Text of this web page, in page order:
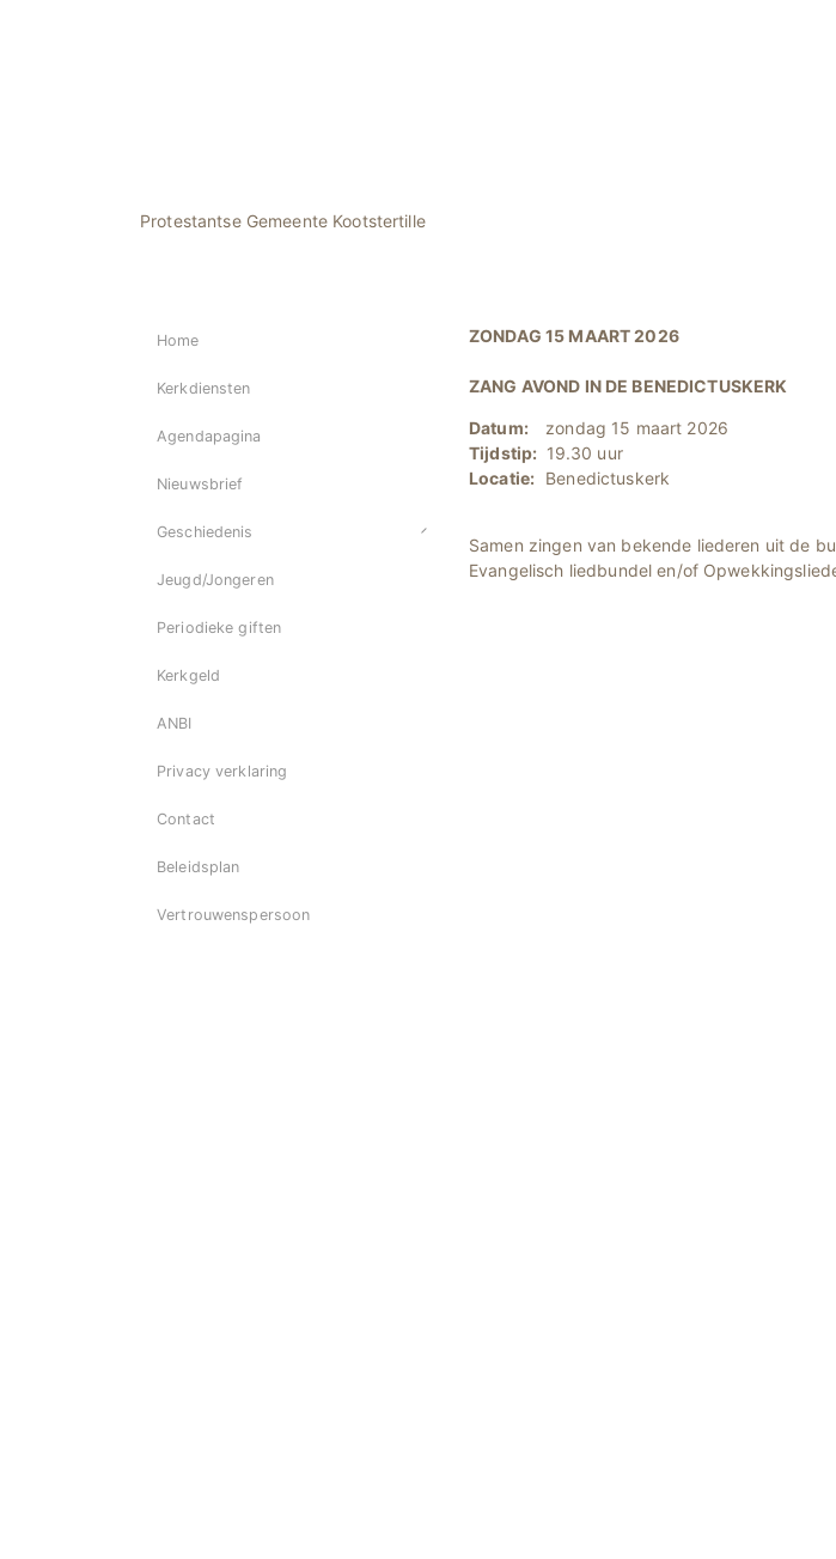
Protestantse Gemeente Kootstertille
Home
Kerkdiensten
Agendapagina
Nieuwsbrief
Geschiedenis
Jeugd/Jongeren
Periodieke giften
Kerkgeld
ANBI
Privacy verklaring
Contact
Beleidsplan
Vertrouwenspersoon
ZONDAG 15 MAART 2026
ZANG AVOND IN DE BENEDICTUSKERK
Datum:
zondag 15 maart 2026
Tijdstip: 19.30 uur
Locatie: Benedictuskerk
Samen zingen van bekende liederen uit de
Evangelisch liedbundel en/of